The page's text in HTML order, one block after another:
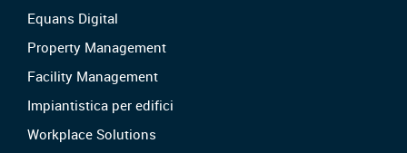
Equans Digital
Property Management
Facility Management
Impiantistica per edifici
Workplace Solutions